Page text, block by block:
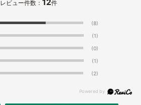
レビュー件数： 件
(8)
(1)
(0)
(1)
(2)